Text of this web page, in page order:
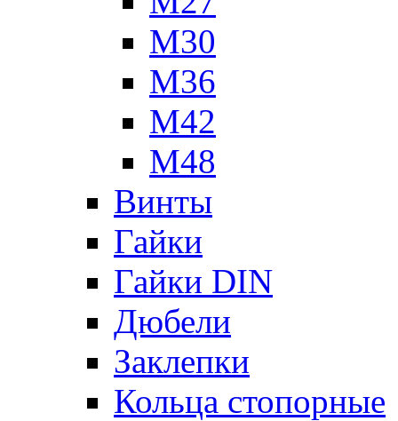
М30
М36
М42
М48
Винты
Гайки
Гайки DIN
Дюбели
Заклепки
Кольца стопорные